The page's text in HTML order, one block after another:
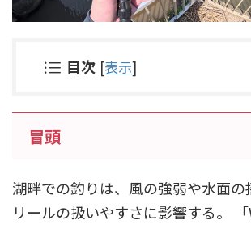
目次 [表示]
冒頭
湖畔での釣りは、風の強弱や水面の
リールの扱いやすさに影響する。